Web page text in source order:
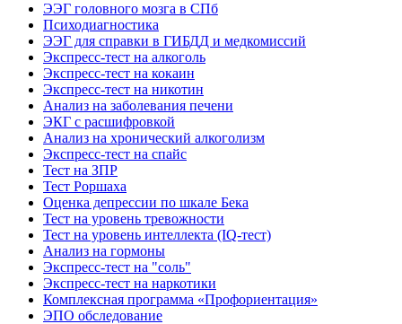
ЭЭГ головного мозга в СПб
Психодиагностика
ЭЭГ для справки в ГИБДД и медкомиссий
Экспресс-тест на алкоголь
Экспресс-тест на кокаин
Экспресс-тест на никотин
Анализ на заболевания печени
ЭКГ с расшифровкой
Анализ на хронический алкоголизм
Экспресс-тест на спайс
Тест на ЗПР
Тест Роршаха
Оценка депрессии по шкале Бека
Тест на уровень тревожности
Тест на уровень интеллекта (IQ-тест)
Анализ на гормоны
Экспресс-тест на "соль"
Экспресс-тест на наркотики
Комплексная программа «Профориентация»
ЭПО обследование